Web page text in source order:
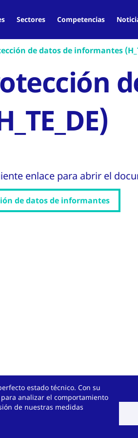
Sectores Competencias
de datos de informantes
enlace para abrir el
de datos de informantes
estado técnico. Con su
analizar el comportamiento
de nuestras medidas